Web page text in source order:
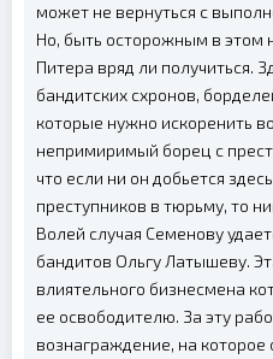
может не вернуться с
Но, быть осторожным в этом
Питера вряд ли получиться.
бандитских схронов,
которые нужно искоренить
непримиримый борец с
что если ни он добьется
преступников в тюрьму, то
Волей случая Семенову
бандитов Ольгу Латышеву.
влиятельного бизнесмена
ее освободителю. За эту
вознаграждение, на